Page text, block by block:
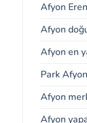
Afyon
Afyon
Afyon en
Park
Afyon
Afyon